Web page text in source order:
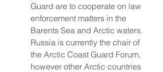
Guard are to cooperate on law
enforcement matters in the
Barents Sea and Arctic waters.
Russia is currently the chair of
the Arctic Coast Guard Forum,
however other Arctic countries